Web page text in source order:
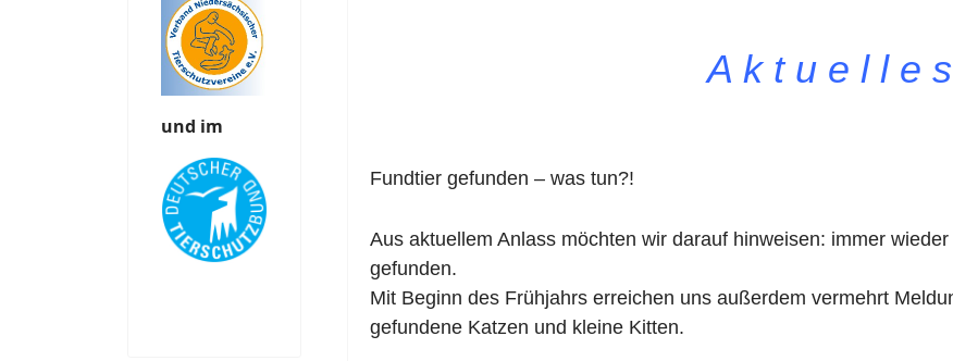
und im
A k t u e l l e s
Fundtier gefunden – was tun?!
Aus aktuellem Anlass möchten wir darauf hinweisen: immer
gefunden.
Mit Beginn des Frühjahrs erreichen uns außerdem vermehrt
gefundene Katzen und kleine Kitten.